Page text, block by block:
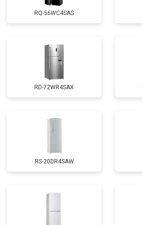
RQ-56WC4SAS
RD-72WR4SAX
RS-20DR4SAW